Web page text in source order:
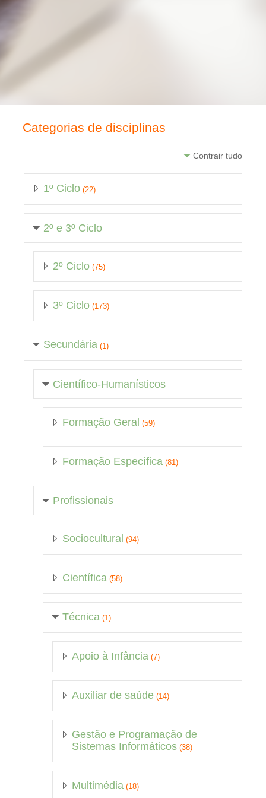
Categorias de disciplinas
Contrair tudo
1º Ciclo (22)
2º e 3º Ciclo
2º Ciclo (75)
3º Ciclo (173)
Secundária (1)
Científico-Humanísticos
Formação Geral (59)
Formação Específica (81)
Profissionais
Sociocultural (94)
Científica (58)
Técnica (1)
Apoio à Infância (7)
Auxiliar de saúde (14)
Gestão e Programação de
Sistemas Informáticos (38)
Multimédia (18)